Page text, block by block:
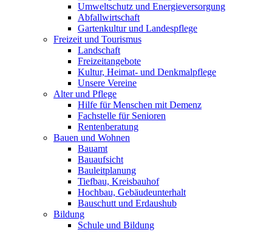
Umweltschutz und Energieversorgung
Abfallwirtschaft
Gartenkultur und Landespflege
Freizeit und Tourismus
Landschaft
Freizeitangebote
Kultur, Heimat- und Denkmalpflege
Unsere Vereine
Alter und Pflege
Hilfe für Menschen mit Demenz
Fachstelle für Senioren
Rentenberatung
Bauen und Wohnen
Bauamt
Bauaufsicht
Bauleitplanung
Tiefbau, Kreisbauhof
Hochbau, Gebäudeunterhalt
Bauschutt und Erdaushub
Bildung
Schule und Bildung